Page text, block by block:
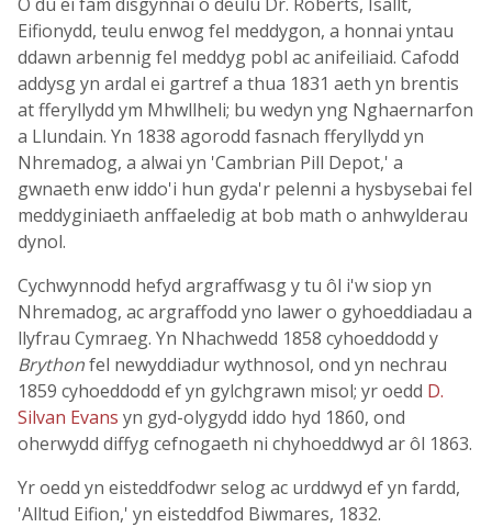
Eifionydd, teulu enwog fel meddygon, a honnai yntau
ddawn arbennig fel meddyg pobl ac anifeiliaid. Cafodd
addysg yn ardal ei gartref a thua 1831 aeth yn brentis
at fferyllydd ym Mhwllheli; bu wedyn yng Nghaernarfon
a Llundain. Yn 1838 agorodd fasnach fferyllydd yn
Nhremadog, a alwai yn 'Cambrian Pill Depot,' a
gwnaeth enw iddo'i hun gyda'r pelenni a hysbysebai fel
meddyginiaeth anffaeledig at bob math o anhwylderau
dynol.
Cychwynnodd hefyd argraffwasg y tu ôl i'w siop yn
Nhremadog, ac argraffodd yno lawer o gyhoeddiadau a
llyfrau Cymraeg. Yn Nhachwedd 1858 cyhoeddodd y
Brythonfel newyddiadur wythnosol, ond yn nechrau
1859 cyhoeddodd ef yn gylchgrawn misol; yr oedd D.
Silvan Evans yn gyd-olygydd iddo hyd 1860, ond
oherwydd diffyg cefnogaeth ni chyhoeddwyd ar ôl 1863.
Yr oedd yn eisteddfodwr selog ac urddwyd ef yn fardd,
'Alltud Eifion,' yn eisteddfod Biwmares, 1832.